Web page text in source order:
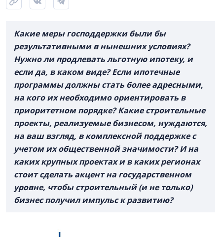
Какие меры господдержки были бы
результативными в нынешних условиях?
Нужно ли продлевать льготную ипотеку, и
если да, в каком виде? Если ипотечные
программы должны стать более адресными,
на кого их необходимо ориентировать в
приоритетном порядке? Какие строительные
проекты, реализуемые бизнесом, нуждаются,
на ваш взгляд, в комплексной поддержке с
учетом их общественной значимости? И на
каких крупных проектах и в каких регионах
стоит сделать акцент на государственном
уровне, чтобы строительный (и не только)
бизнес получил импульс к развитию?